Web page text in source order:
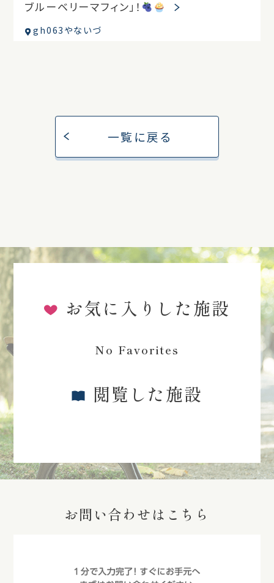
ブルーベリーマフィン」！
gh063やないづ
一覧に戻る
お気に入りした施設
No Favorites
閲覧した施設
お問い合わせはこちら